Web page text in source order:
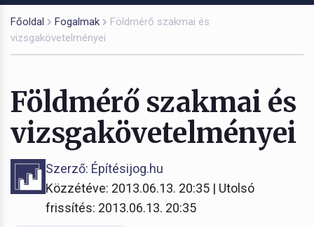
Főoldal Fogalmak
Földmérő szakmai és
vizsgakövetelményei
Földmérő szakmai és
vizsgakövetelményei
Szerző: Építésijog.hu
Közzétéve: 2013.06.13. 20:35 | Utolsó
frissítés: 2013.06.13. 20:35